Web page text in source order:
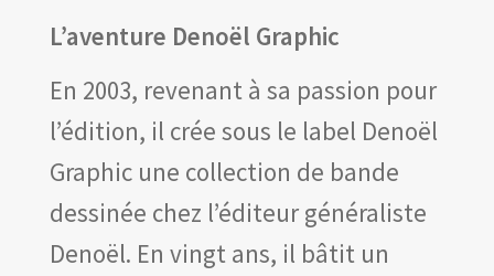
L’aventure Denoël Graphic
En 2003, revenant à sa passion pour
l’édition, il crée sous le label Denoël
Graphic une collection de bande
dessinée chez l’éditeur généraliste
Denoël. En vingt ans, il bâtit un